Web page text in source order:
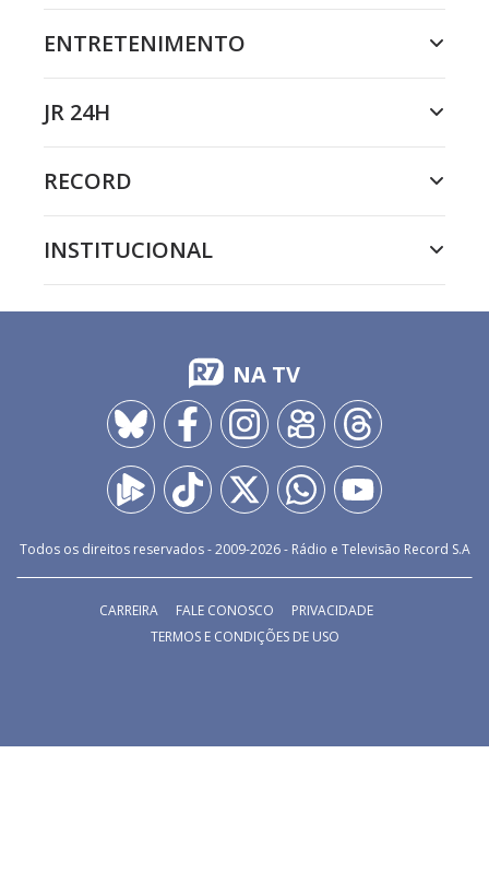
ENTRETENIMENTO
JR 24H
RECORD
INSTITUCIONAL
NA TV
Todos os direitos reservados - 2009-2026- Rádio e Televisão Record S.A
CARREIRA FALE CONOSCO
PRIVACIDADE
TERMOS E CONDIÇÕES DE USO